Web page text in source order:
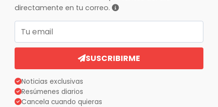
directamente en tu correo.
Correo electrónico
SUSCRIBIRME
Noticias exclusivas
Resúmenes diarios
Cancela cuando quieras